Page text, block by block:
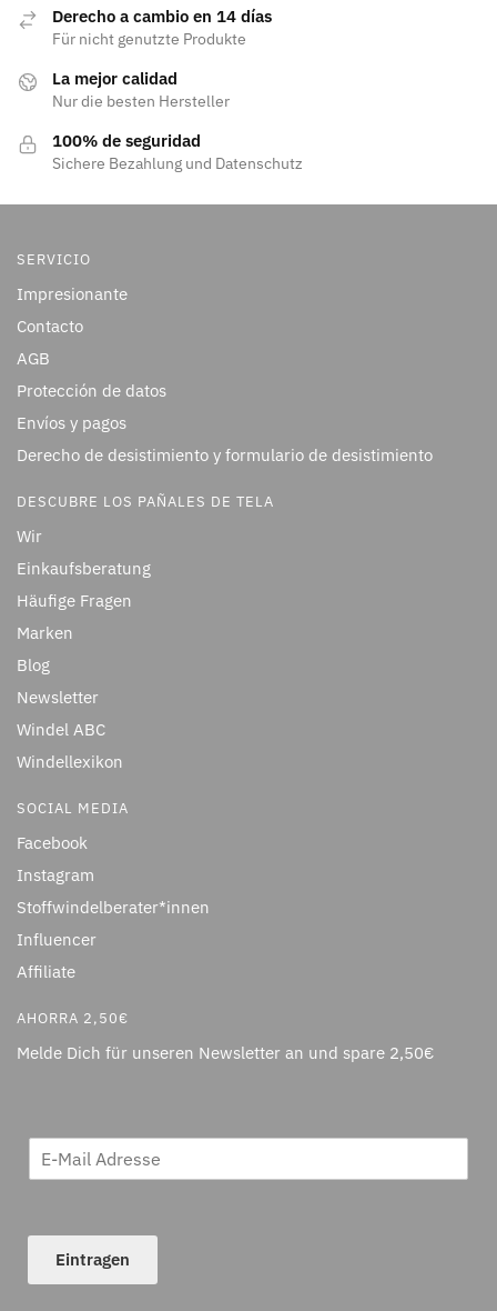
Derecho a cambio en 14 días
Für nicht genutzte Produkte
La mejor calidad
Nur die besten Hersteller
100% de seguridad
Sichere Bezahlung und Datenschutz
SERVICIO
Impresionante
Contacto
AGB
Protección de datos
Envíos y pagos
Derecho de desistimiento y formulario de desistimiento
DESCUBRE LOS PAÑALES DE TELA
Wir
Einkaufsberatung
Häufige Fragen
Marken
Blog
Newsletter
Windel ABC
Windellexikon
SOCIAL MEDIA
Facebook
Instagram
Stoffwindelberater*innen
Influencer
Affiliate
AHORRA 2,50€
Melde Dich für unseren Newsletter an und spare 2,50€
Eintragen